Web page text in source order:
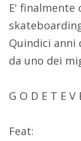
E' finalmente
Quindici
da uno dei
G O D E T E V
Feat: